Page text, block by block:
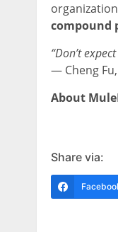
compound
“Don’t
— Cheng
About
Share via: